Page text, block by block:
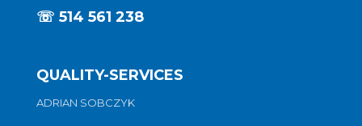
☏ 514 561 238
QUALITY-SERVICES
ADRIAN SOBCZYK